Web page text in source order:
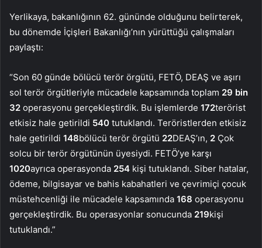
Yerlikaya, bakanlığının 62. gününde olduğunu belirterek,
bu dönemde İçişleri Bakanlığı’nın yürüttüğü çalışmaları
paylaştı:
“Son 60 günde bölücü terör örgütü, FETÖ, DEAŞ ve aşırı
sol terör örgütleriyle mücadele kapsamında toplam 29 bin
32 operasyonu gerçekleştirdik. Bu işlemlerde 172terörist
etkisiz hale getirildi 540 tutuklandı. Teröristlerden etkisiz
hale getirildi 148bölücü terör örgütü 22DEAŞ’ın, 2 Çok
solcu bir terör örgütünün üyesiydi. FETÖ’ye karşı
1020ayrıca operasyonda 254 kişi tutuklandı. Siber hatalar,
ödeme, bilgisayar ve bahis kabahatleri ve çevrimiçi çocuk
müstehcenliği ile mücadele kapsamında 168 operasyonu
gerçekleştirdik. Bu operasyonlar sonucunda 219kişi
tutuklandı.”